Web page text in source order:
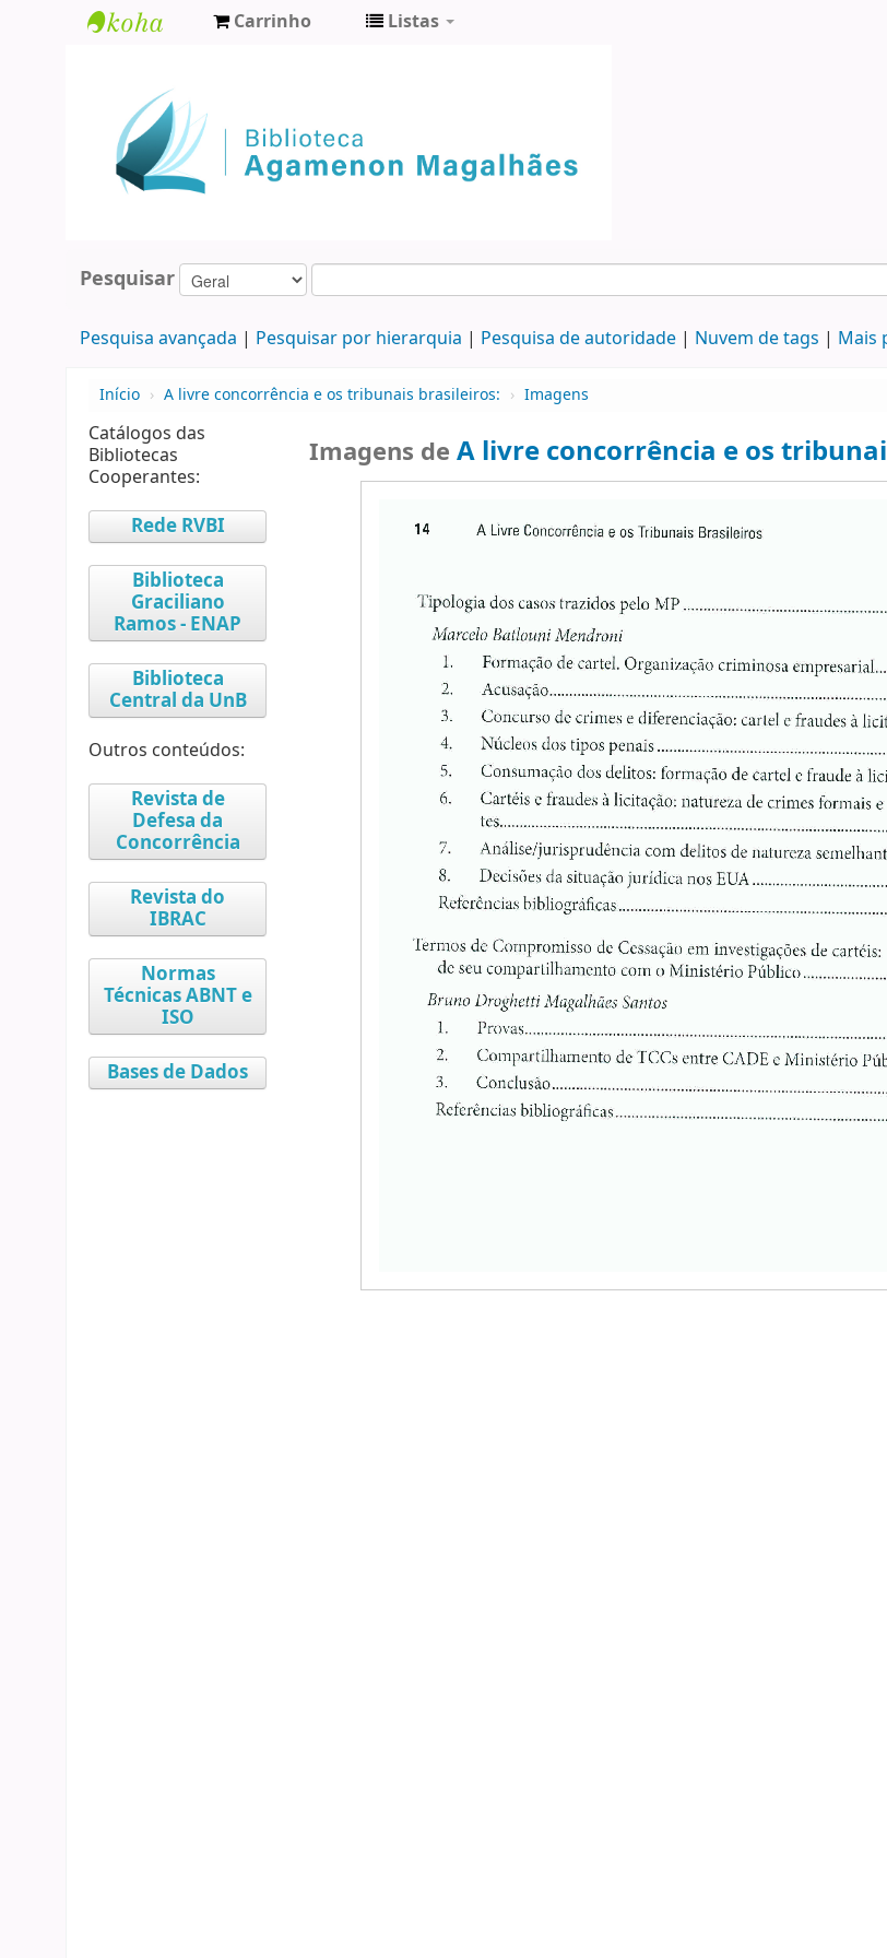
Agamenon
Magalhães
Carrinho Listas
Pesquisar
Pesquisa avançada Pesquisar por hierarquia Pesquisa de autoridade Nuvem de tags Mais
Início › A livre concorrência e os tribunais brasileiros: › Imagens
Catálogos das
Bibliotecas
Cooperantes:
Rede RVBI
Biblioteca
Graciliano
Ramos - ENAP
Biblioteca
Central da UnB
Outros conteúdos:
Revista de
Defesa da
Concorrência
Revista do
IBRAC
Normas
Técnicas ABNT e
ISO
Bases de Dados
Imagens deA livre concorrência e os